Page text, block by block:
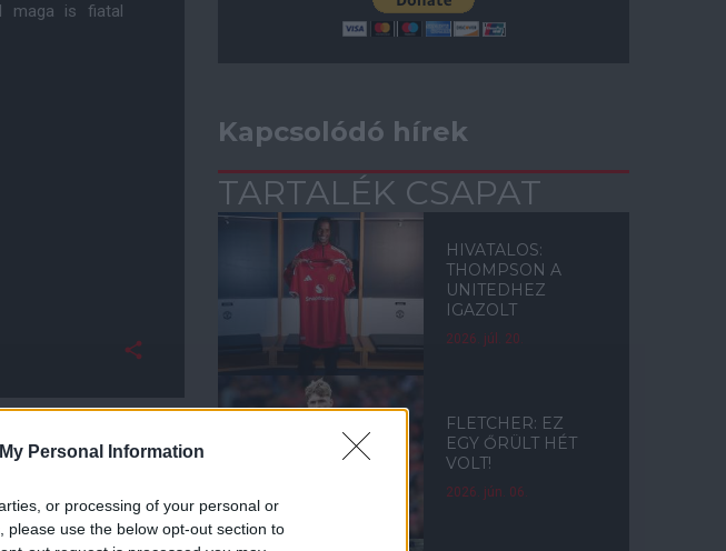
Personal Information
or processing of your personal or
use the below opt-out section to
maga is fiatal
Kapcsolódó hírek
TARTALÉK CSAPAT
HIVATALOS:
THOMPSON A
UNITEDHEZ
IGAZOLT
2026. júl. 20.
FLETCHER: EZ
EGY ŐRÜLT HÉT
VOLT!
2026. jún. 06.